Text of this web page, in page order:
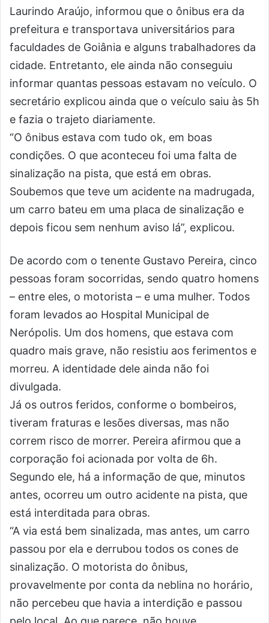
Laurindo Araújo, informou que o ônibus era da
prefeitura e transportava universitários para
faculdades de Goiânia e alguns trabalhadores da
cidade. Entretanto, ele ainda não conseguiu
informar quantas pessoas estavam no veículo. O
secretário explicou ainda que o veículo saiu às 5h
e fazia o trajeto diariamente.
“O ônibus estava com tudo ok, em boas
condições. O que aconteceu foi uma falta de
sinalização na pista, que está em obras.
Soubemos que teve um acidente na madrugada,
um carro bateu em uma placa de sinalização e
depois ficou sem nenhum aviso lá”, explicou.
De acordo com o tenente Gustavo Pereira, cinco
pessoas foram socorridas, sendo quatro homens
– entre eles, o motorista – e uma mulher. Todos
foram levados ao Hospital Municipal de
Nerópolis. Um dos homens, que estava com
quadro mais grave, não resistiu aos ferimentos e
morreu. A identidade dele ainda não foi
divulgada.
Já os outros feridos, conforme o bombeiros,
tiveram fraturas e lesões diversas, mas não
correm risco de morrer. Pereira afirmou que a
corporação foi acionada por volta de 6h.
Segundo ele, há a informação de que, minutos
antes, ocorreu um outro acidente na pista, que
está interditada para obras.
“A via está bem sinalizada, mas antes, um carro
passou por ela e derrubou todos os cones de
sinalização. O motorista do ônibus,
provavelmente por conta da neblina no horário,
não percebeu que havia a interdição e passou